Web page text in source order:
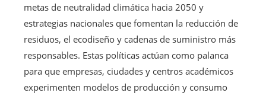
metas de neutralidad climática hacia 2050 y
estrategias nacionales que fomentan la reducción de
residuos, el ecodiseño y cadenas de suministro más
responsables. Estas políticas actúan como palanca
para que empresas, ciudades y centros académicos
experimenten modelos de producción y consumo